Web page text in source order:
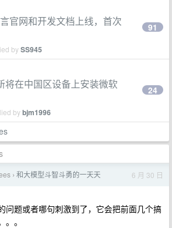
官网和开发文档上线，首次
bySS945
91
将在中国区设备上安装微软
bybjm1996
24
› 和大模型斗智斗勇的一天天 6 月 30 日
问题或者哪句刺激到了，它会把前面几个搞
。